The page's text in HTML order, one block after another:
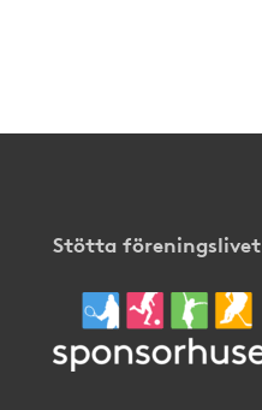
Stötta föreningslivet